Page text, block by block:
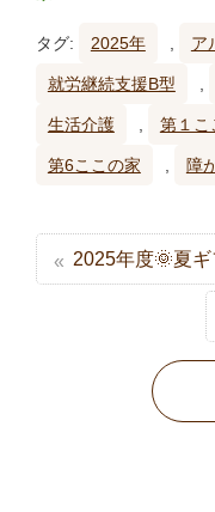
タグ: 2025年 , ア
就労継続支援B型 ,
生活介護 , 第１こ
第6ここの家 , 障
2025年度🌞夏ギ